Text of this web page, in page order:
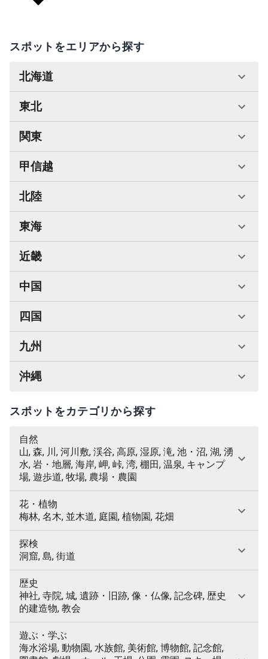
スポットをエリアから探す
北海道
東北
関東
甲信越
北陸
東海
近畿
中国
四国
九州
沖縄
スポットをカテゴリから探す
自然
山, 森, 川, 河川敷, 渓谷, 高原, 湿原, 滝, 池・沼, 湖, 湧
水, 岩・地層, 海岸, 岬, 峠, 湾, 棚田, 温泉, キャンプ
場, 遊歩道, 牧場, 農場・農園
花・植物
梅林, 名木, 並木道, 庭園, 植物園, 花畑
探検
洞窟, 島, 街道
歴史
神社, 寺院, 城, 遺跡・旧跡, 像・仏像, 記念碑, 歴史
的建造物, 教会
遊ぶ・学ぶ
海水浴場, 動物園, 水族館, 美術館, 博物館, 記念館,